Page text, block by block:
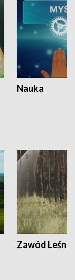
Nauka
Zawód Leśnik